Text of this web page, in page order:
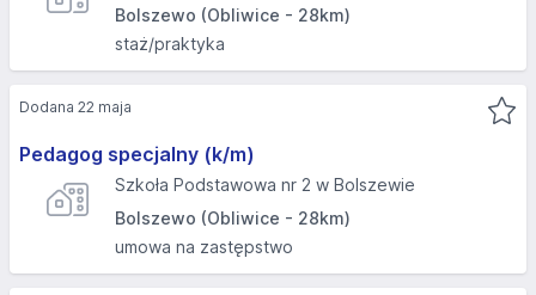
Bolszewo (Obliwice - 28km)
staż/praktyka
Pedagog specjalny (k/m)
Szkoła Podstawowa nr 2 w Bolszewie
Bolszewo (Obliwice - 28km)
umowa na zastępstwo
Dodana 22 maja